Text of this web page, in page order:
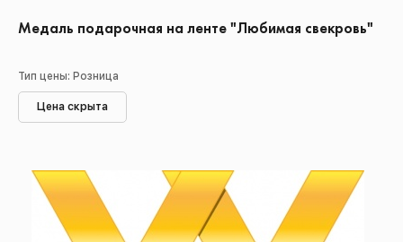
Медаль подарочная на ленте "Любимая свекровь"
Тип цены: Розница
Цена скрыта